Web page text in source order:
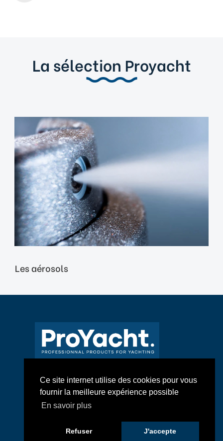
Ce site internet utilise des cookies pour vous
fournir la meilleure expérience possible
En savoir plus
Refuser J'accepte
La sélection Proyacht
Les aérosols
© 2026 ProYacht Tous droits réservés. Site réalisé par